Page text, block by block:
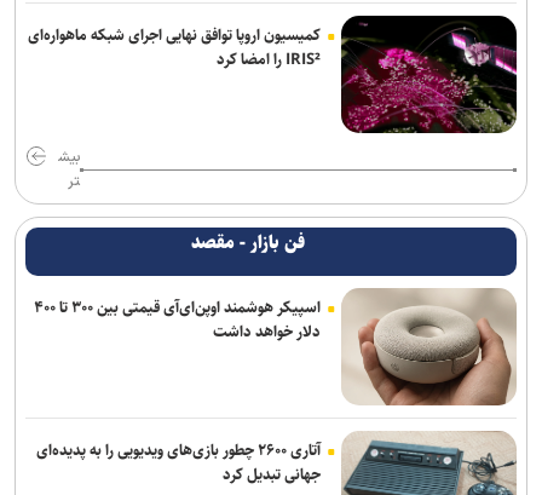
کمیسیون اروپا توافق نهایی اجرای شبکه ماهواره‌ای
IRIS² را امضا کرد
بیش
تر
فن بازار - مقصد
اسپیکر هوشمند اوپن‌ای‌آی قیمتی بین ۳۰۰ تا ۴۰۰
دلار خواهد داشت
آتاری ۲۶۰۰ چطور بازی‌های ویدیویی را به پدیده‌ای
جهانی تبدیل کرد